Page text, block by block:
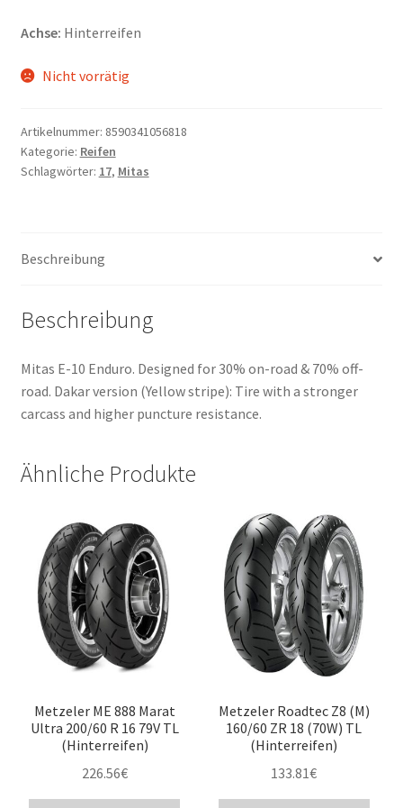
Achse: Hinterreifen
Nicht vorrätig
Artikelnummer: 8590341056818
Kategorie: Reifen
Schlagwörter: 17, Mitas
Beschreibung
Beschreibung
Mitas E-10 Enduro. Designed for 30% on-road & 70% off-
road. Dakar version (Yellow stripe): Tire with a stronger
carcass and higher puncture resistance.
Ähnliche Produkte
Metzeler ME 888 Marat
Ultra 200/60 R 16 79V TL
(Hinterreifen)
226.56€
Metzeler Roadtec Z8 (M)
160/60 ZR 18 (70W) TL
(Hinterreifen)
133.81€